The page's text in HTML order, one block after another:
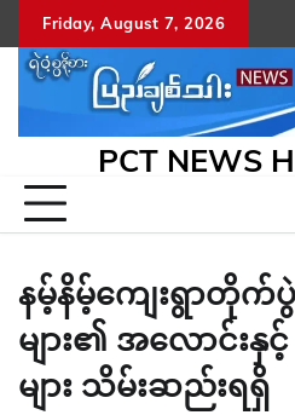
to
content
Friday, August 7, 2026
PCT NEWS
နမ့်နိမ့်ကျေးရွာတိုက်ပွဲ
များ၏ အလောင်း
များ သိမ်းဆည်းရရှိ